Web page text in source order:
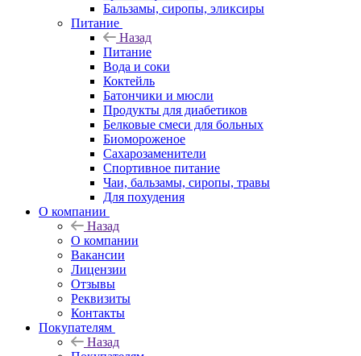
Бальзамы, сиропы, эликсиры
Питание
Назад
Питание
Вода и соки
Коктейль
Батончики и мюсли
Продукты для диабетиков
Белковые смеси для больных
Биомороженое
Сахарозаменители
Спортивное питание
Чаи, бальзамы, сиропы, травы
Для похудения
О компании
Назад
О компании
Вакансии
Лицензии
Отзывы
Реквизиты
Контакты
Покупателям
Назад